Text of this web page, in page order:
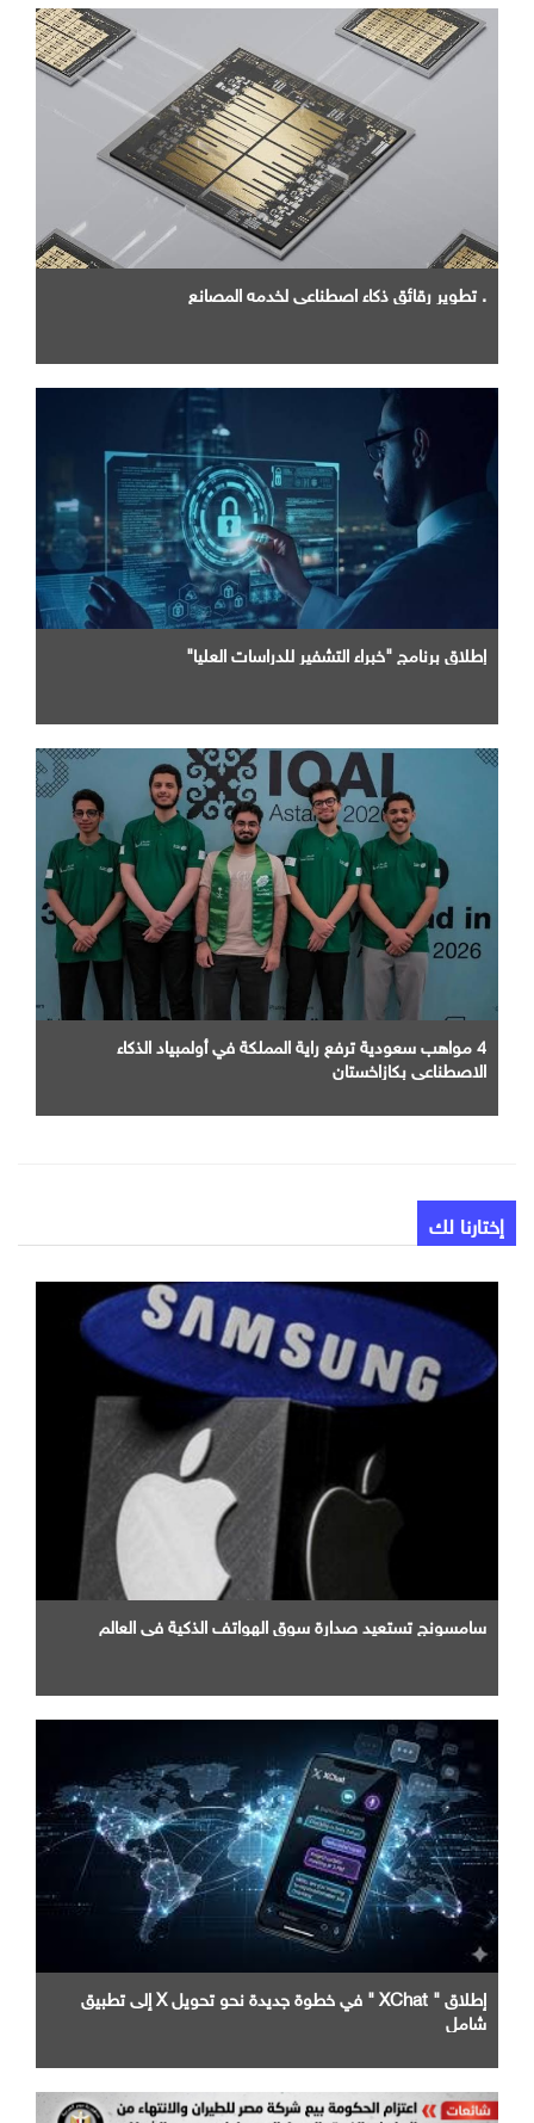
. تطوير رقائق ذكاء اصطناعي لخدمه المصانع
إطلاق برنامج "خبراء التشفير للدراسات العليا"
4 مواهب سعودية ترفع راية المملكة في أولمبياد الذكاء
الاصطناعي بكازاخستان
إختارنا لك
سامسونج تستعيد صدارة سوق الهواتف الذكية في العالم
إطلاق " XChat " في خطوة جديدة نحو تحويل X إلى تطبيق
شامل